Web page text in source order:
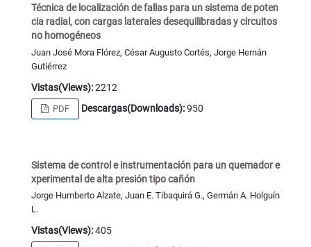
Técnica de localización de fallas para un sistema de poten
cia radial, con cargas laterales desequilibradas y circuitos
no homogéneos
Juan José Mora Flórez, César Augusto Cortés, Jorge Hernán
Gutiérrez
Vistas(Views):2212
PDF Descargas(Downloads):950
Sistema de control e instrumentación para un quemador e
xperimental de alta presión tipo cañón
Jorge Humberto Alzate, Juan E. Tibaquirá G., Germán A. Holguín
L.
Vistas(Views):405